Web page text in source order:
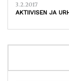
3.2.2017
AKTIIVISEN JA